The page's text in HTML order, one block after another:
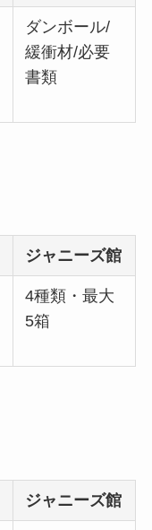
ダンボール/
緩衝材/必要
書類
ジャニーズ館
4種類・最大
5箱
ジャニーズ館